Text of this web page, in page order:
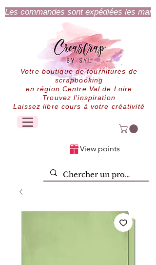
Les commandes sont expédiées les
Votre boutique de fournitures de
scrapbooking
en région Centre Val de Loire
Trouvez l'inspiration
Laissez libre cours à votre créativité
View points